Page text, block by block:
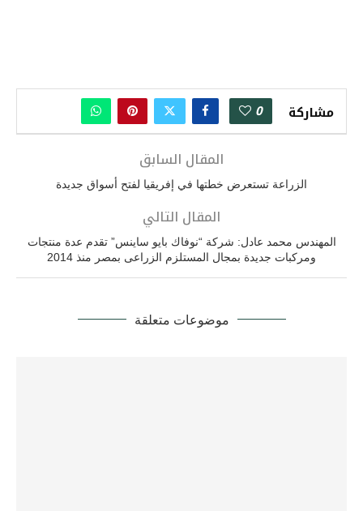
مشاركة 0
المقال السابق
الزراعة تستعرض خطتها في إفريقيا لفتح أسواق جديدة
المقال التالي
المهندس محمد عادل: شركة “نوفاك بايو ساينس” تقدم عدة منتجات
ومركبات جديدة بمجال المستلزم الزراعى بمصر منذ 2014
موضوعات متعلقة